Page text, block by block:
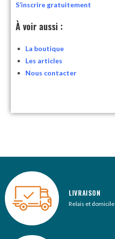
S’inscrire gratuitement
À voir aussi :
La boutique
Les articles
Nous contacter
LIVRAISON
Relais et domicile